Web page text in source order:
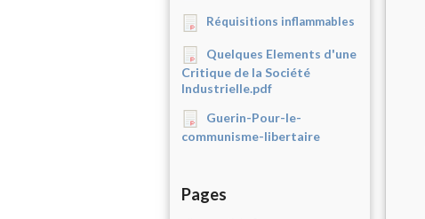
Réquisitions inflammables
Quelques Elements d'une
Critique de la Société
Industrielle.pdf
Guerin-Pour-le-
communisme-libertaire
Pages